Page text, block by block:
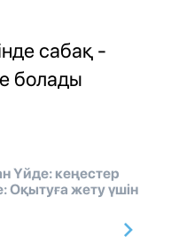
сабақ -
болады
Үйде: кеңестер
Оқытуға жету үшін